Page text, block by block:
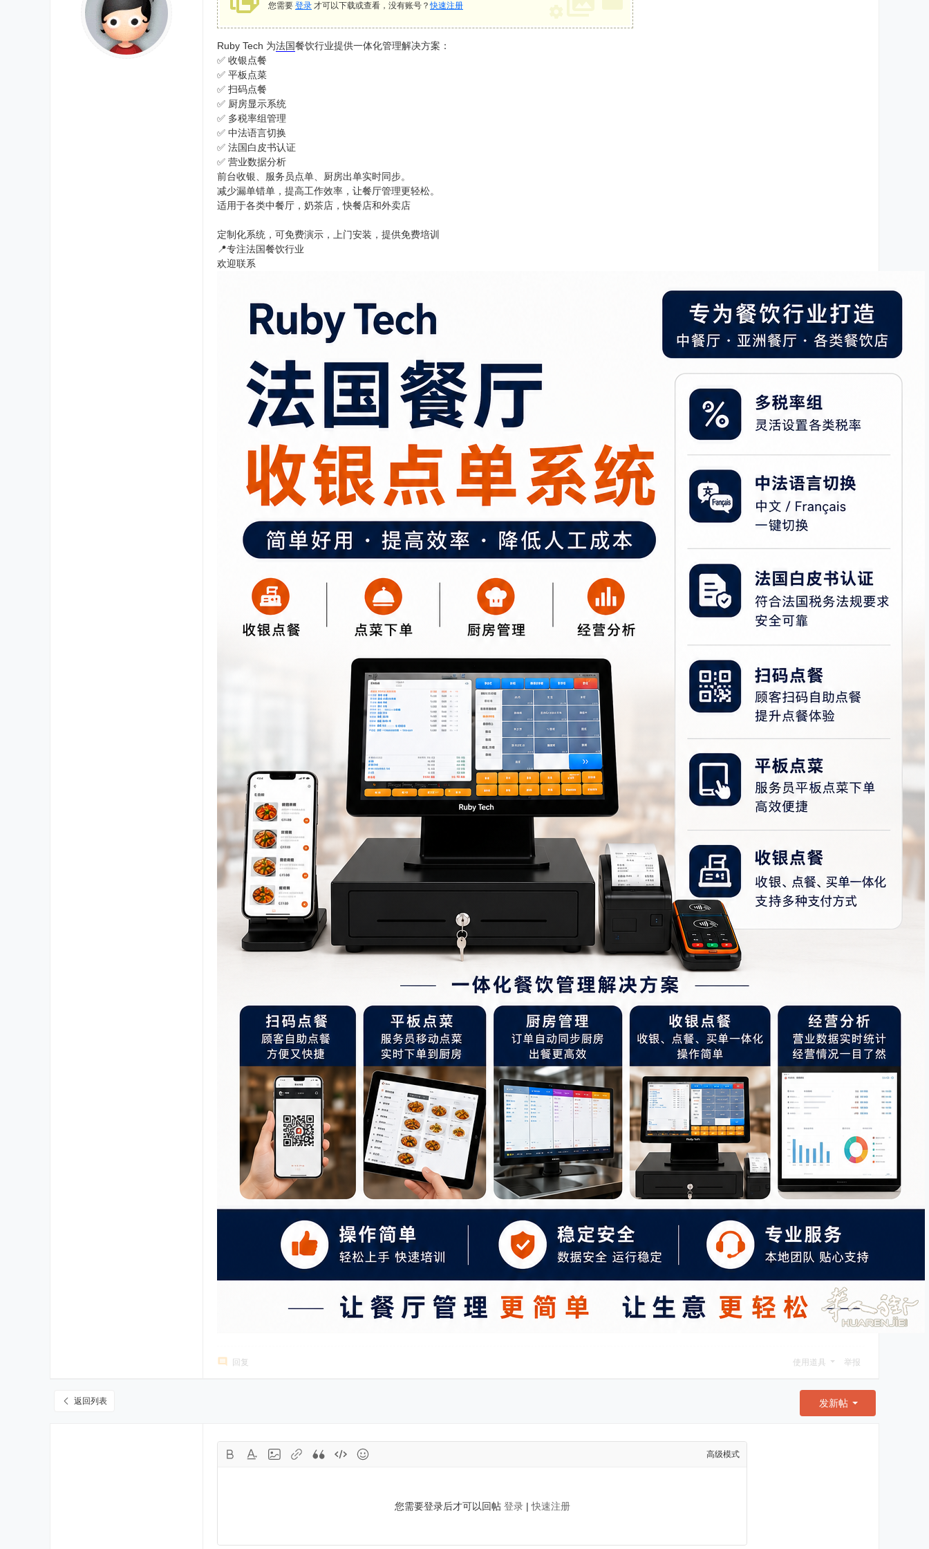
您需要 登录 才可以下载或查看，没有账号？快速注册
Ruby Tech 为法国餐饮行业提供一体化管理解决方案：
✅ 收银点餐
✅ 平板点菜
✅ 扫码点餐
✅ 厨房显示系统
✅ 多税率组管理
✅ 中法语言切换
✅ 法国白皮书认证
✅ 营业数据分析
前台收银、服务员点单、厨房出单实时同步。
减少漏单错单，提高工作效率，让餐厅管理更轻松。
适用于各类中餐厅，奶茶店，快餐店和外卖店
定制化系统，可免费演示，上门安装，提供免费培训
📍专注法国餐饮行业
欢迎联系
回复 使用道具 举报
返回列表 发新帖
高级模式
您需要登录后才可以回帖 登录|快速注册